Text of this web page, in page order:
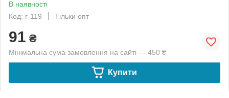
В наявності
Код: г-119
Тільки опт
91 ₴
Мінімальна сума замовлення на сайті — 450 ₴
Купити